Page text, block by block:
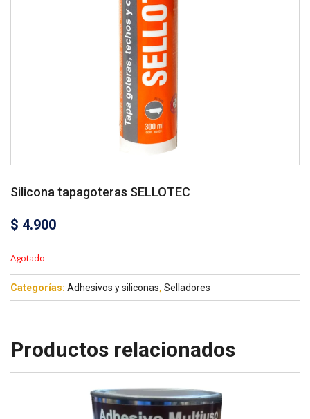
Silicona tapagoteras SELLOTEC
$ 4.900
Agotado
Categorías: Adhesivos y siliconas, Selladores
Productos relacionados